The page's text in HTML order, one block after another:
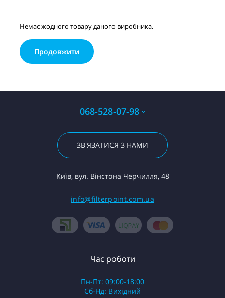
Немає жодного товару даного виробника.
Продовжити
068-528-07-98
ЗВ'ЯЗАТИСЯ З НАМИ
Київ, вул. Вінстона Черчилля, 48
info@filterpoint.com.ua
Час роботи
Пн-Пт: 09:00-18:00
Сб-Нд: Вихідний